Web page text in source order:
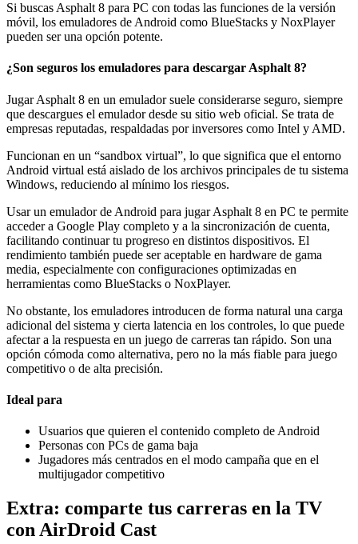
Si buscas Asphalt 8 para PC con todas las funciones de la versión
móvil, los emuladores de Android como BlueStacks y NoxPlayer
pueden ser una opción potente.
¿Son seguros los emuladores para descargar Asphalt 8?
Jugar Asphalt 8 en un emulador suele considerarse seguro, siempre
que descargues el emulador desde su sitio web oficial. Se trata de
empresas reputadas, respaldadas por inversores como Intel y AMD.
Funcionan en un “sandbox virtual”, lo que significa que el entorno
Android virtual está aislado de los archivos principales de tu sistema
Windows, reduciendo al mínimo los riesgos.
Usar un emulador de Android para jugar Asphalt 8 en PC te permite
acceder a Google Play completo y a la sincronización de cuenta,
facilitando continuar tu progreso en distintos dispositivos. El
rendimiento también puede ser aceptable en hardware de gama
media, especialmente con configuraciones optimizadas en
herramientas como BlueStacks o NoxPlayer.
No obstante, los emuladores introducen de forma natural una carga
adicional del sistema y cierta latencia en los controles, lo que puede
afectar a la respuesta en un juego de carreras tan rápido. Son una
opción cómoda como alternativa, pero no la más fiable para juego
competitivo o de alta precisión.
Ideal para
Usuarios que quieren el contenido completo de Android
Personas con PCs de gama baja
Jugadores más centrados en el modo campaña que en el
multijugador competitivo
Extra: comparte tus carreras en la TV
con AirDroid Cast